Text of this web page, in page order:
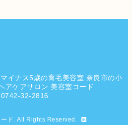
ナス5歳の育毛美容室 奈良市の小
アケアサロン 美容室コード
0742-32-2816
ド. All Rights Reserved.